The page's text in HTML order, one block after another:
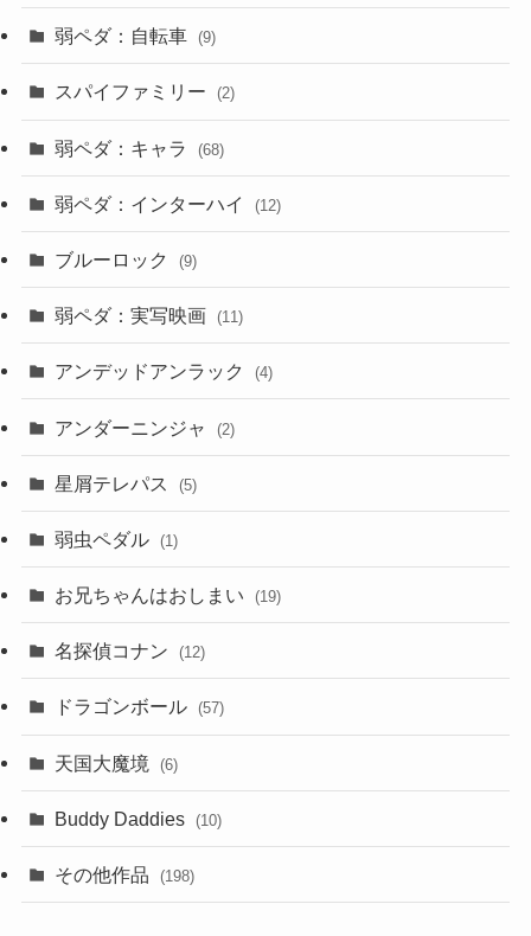
弱ペダ：自転車 (9)
スパイファミリー (2)
弱ペダ：キャラ (68)
弱ペダ：インターハイ (12)
ブルーロック (9)
弱ペダ：実写映画 (11)
アンデッドアンラック (4)
アンダーニンジャ (2)
星屑テレパス (5)
弱虫ペダル (1)
お兄ちゃんはおしまい (19)
名探偵コナン (12)
ドラゴンボール (57)
天国大魔境 (6)
Buddy Daddies (10)
その他作品 (198)